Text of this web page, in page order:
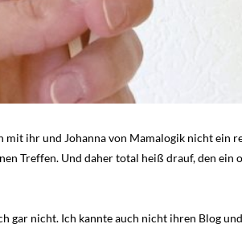
ihr und Johanna von Mamalogik nicht ein
Treffen. Und daher total heiß drauf, den
gar nicht. Ich kannte auch nicht ihren Blog